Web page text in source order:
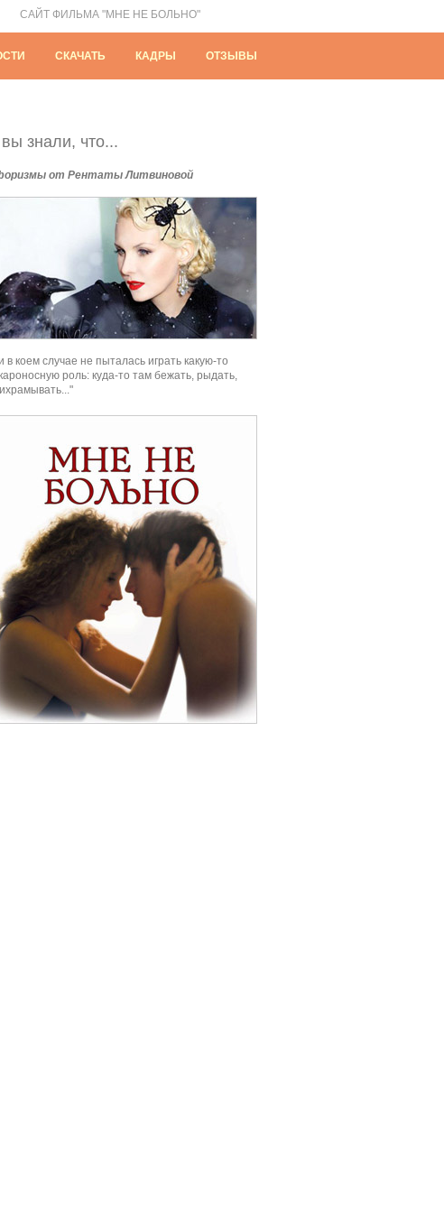
САЙТ ФИЛЬМА "МНЕ НЕ БОЛЬНО"
СКАЧАТЬ КАДРЫ ОТЗЫВЫ
знали, что...
от Рентаты Литвиновой
в коем случае не пыталась играть какую-то
роль: куда-то там бежать, рыдать,